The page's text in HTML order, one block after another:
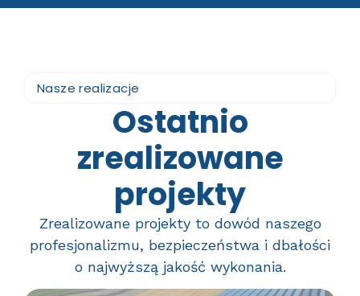
Nasze realizacje
Ostatnio
zrealizowane
projekty
Zrealizowane projekty to dowód naszego
profesjonalizmu, bezpieczeństwa i dbałości
o najwyższą jakość wykonania.